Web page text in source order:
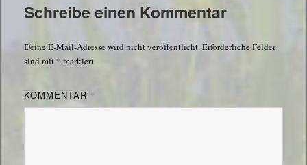
Schreibe einen Kommentar
Deine E-Mail-Adresse wird nicht veröffentlicht.Erforderliche Felder
sind mit * markiert
KOMMENTAR *